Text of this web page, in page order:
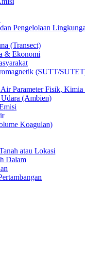
Pengelolaan
(Transect)
& Ekonomi
(SUTT/
Parameter Fisik,
(Ambien)
Koagulan)
atau Lokasi
Dalam